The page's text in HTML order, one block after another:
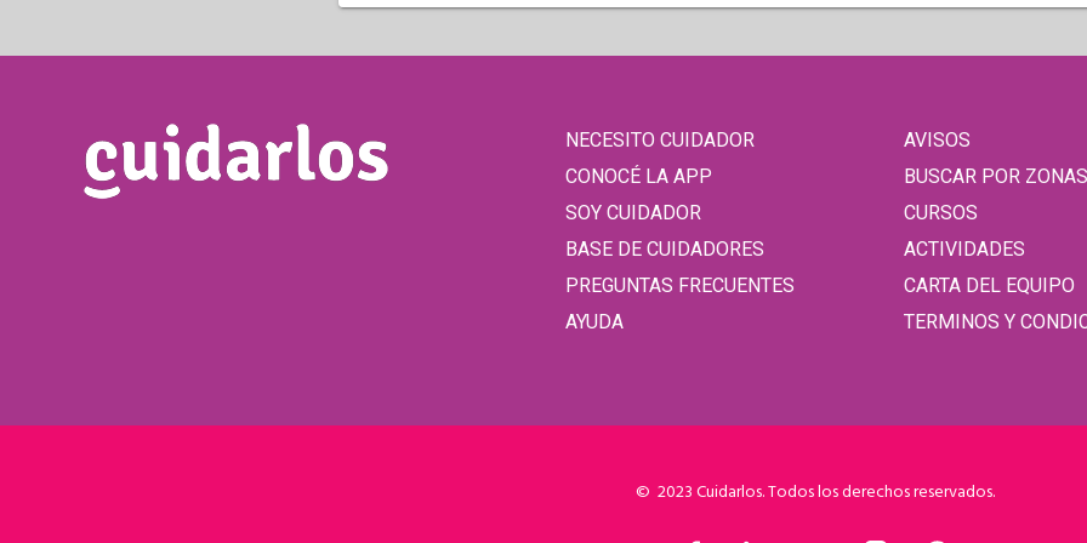
NECESITO CUIDADOR
CONOCÉ LA APP
SOY CUIDADOR
BASE DE CUIDADORES
PREGUNTAS FRECUENTES
AYUDA
AVISOS
BUSCAR POR ZONAS
CURSOS
ACTIVIDADES
CARTA DEL EQUIPO
TERMINOS Y
© 2023 Cuidarlos. Todos los derechos reservados.